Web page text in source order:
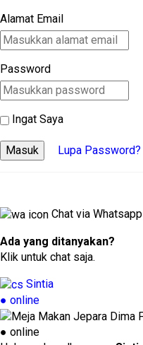
Alamat Email
Password
Ingat Saya
Masuk Lupa Password?
Chat via Whatsapp
Ada yang ditanyakan?
Klik untuk chat saja.
Sintia
● online
● online